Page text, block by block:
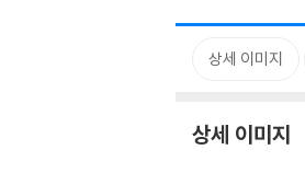
상세 이미지
상세 이미지